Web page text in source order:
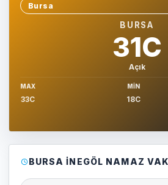
Sehir sec
BURSA
31C
Açık
MAX
33C
MIN
18C
BURSA İNEGÖL NAMAZ